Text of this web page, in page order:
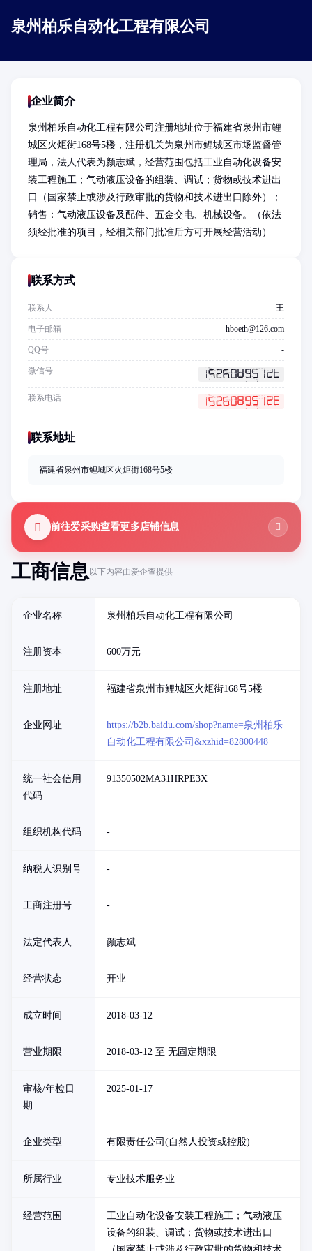
泉州柏乐自动化工程有限公司
工商信息以下内容由爱企查提供
企业名称 泉州柏乐自动化工程有限公司
注册资本 600万元
注册地址 福建省泉州市鲤城区火炬街168号5楼
企业网址
https://b2b.baidu.com/shop?name=泉州柏乐
自动化工程有限公司&xzhid=82800448
统一社会信用
代码
91350502MA31HRPE3X
组织机构代码 -
纳税人识别号 -
工商注册号 -
法定代表人 颜志斌
经营状态 开业
成立时间 2018-03-12
营业期限 2018-03-12 至 无固定期限
审核/年检日
期
2025-01-17
企业类型 有限责任公司(自然人投资或控股)
所属行业 专业技术服务业
经营范围
工业自动化设备安装工程施工；气动液压
设备的组装、调试；货物或技术进出口
企业简介
泉州柏乐自动化工程有限公司注册地址位于福建省泉州市鲤
城区火炬街168号5楼，注册机关为泉州市鲤城区市场监督管
理局，法人代表为颜志斌，经营范围包括工业自动化设备安
装工程施工；气动液压设备的组装、调试；货物或技术进出
口（国家禁止或涉及行政审批的货物和技术进出口除外）；
销售：气动液压设备及配件、五金交电、机械设备。（依法
须经批准的项目，经相关部门批准后方可开展经营活动）
联系方式
联系人 王
电子邮箱 hboeth@126.com
QQ号 -
微信号
联系电话
联系地址
福建省泉州市鲤城区火炬街168号5楼
前往爱采购查看更多店铺信息